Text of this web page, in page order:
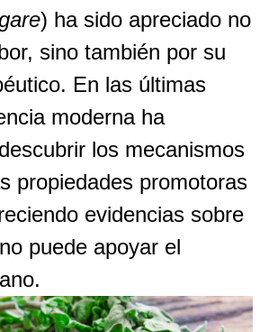
) ha sido apreciado no
sino también por su
En las últimas
moderna ha
los mecanismos
propiedades promotoras
evidencias sobre
puede apoyar el